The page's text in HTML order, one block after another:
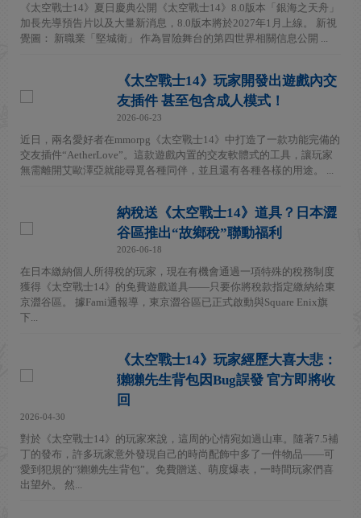
《太空戰士14》夏日慶典公開《太空戰士14》8.0版本「銀海之天舟」
加長先導預告片以及大量新消息，8.0版本將於2027年1月上線。 新視
覺圖： 新職業「堅城衛」 作為冒險舞台的第四世界相關信息公開 ...
《太空戰士14》玩家開發出遊戲內交
友插件 甚至包含成人模式！
2026-06-23
近日，兩名愛好者在mmorpg《太空戰士14》中打造了一款功能完備的
交友插件“AetherLove”。這款遊戲內置的交友軟體式的工具，讓玩家
無需離開艾歐澤亞就能尋覓各種同伴，並且還有各種各樣的用途。 ...
納稅送《太空戰士14》道具？日本澀
谷區推出“故鄉稅”聯動福利
2026-06-18
在日本繳納個人所得稅的玩家，現在有機會通過一項特殊的稅務制度
獲得《太空戰士14》的免費遊戲道具——只要你將稅款指定繳納給東
京澀谷區。 據Fami通報導，東京澀谷區已正式啟動與Square Enix旗
下...
《太空戰士14》玩家經歷大喜大悲：
獺獺先生背包因Bug誤發 官方即將收
回
2026-04-30
對於《太空戰士14》的玩家來說，這周的心情宛如過山車。隨著7.5補
丁的發布，許多玩家意外發現自己的時尚配飾中多了一件物品——可
愛到犯規的“獺獺先生背包”。免費贈送、萌度爆表，一時間玩家們喜
出望外。 然...